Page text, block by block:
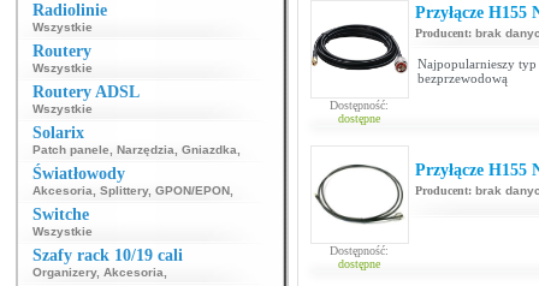
Radiolinie
Wszystkie
Routery
Wszystkie
Routery ADSL
Wszystkie
Solarix
Patch panele Narzędzia Gniazdka
Światłowody
Akcesoria Splittery, GPON/EPON
Switche
Wszystkie
Szafy rack 10/19 cali
Organizery, Akcesoria
Dostępność:
dostępne
Przyłącze
Producent: brak
Najpopularnieszy typ
bezprzewodową
Dostępność:
dostępne
Przyłącze
Producent: brak